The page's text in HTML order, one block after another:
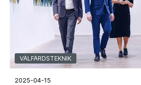
VÄLFÄRDSTEKNIK
2025-04-15